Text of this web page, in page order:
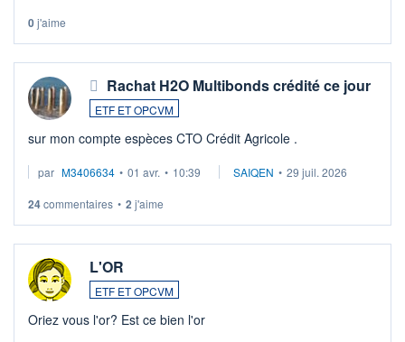
0j'aime
Rachat H2O Multibonds crédité ce jour
ETF ET OPCVM
sur mon compte espèces CTO Crédit Agricole .
par M3406634 • 01 avr. • 10:39 SAIQEN • 29 juil. 2026
24commentaires • 2 j'aime
L'OR
ETF ET OPCVM
Oriez vous l'or? Est ce bien l'or